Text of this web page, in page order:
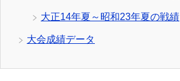
大正14年夏～昭和23年夏の戦績
大会成績データ